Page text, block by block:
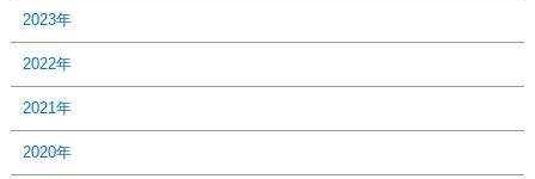
2023年
2022年
2021年
2020年